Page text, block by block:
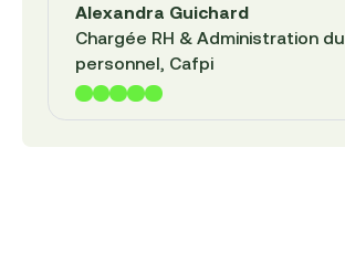
Alexandra Guichard
Chargée RH & Administration du
personnel, Cafpi